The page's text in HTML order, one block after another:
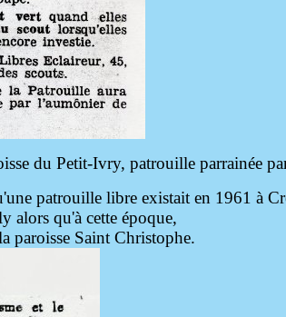
du Petit-Ivry, patrouille parrainée
patrouille libre existait en 1961 à
alors qu'à cette époque,
paroisse Saint Christophe.